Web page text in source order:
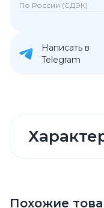
По России (СДЭК)
Написать в
Telegram
Похожие